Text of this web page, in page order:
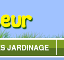
JARDINAGE